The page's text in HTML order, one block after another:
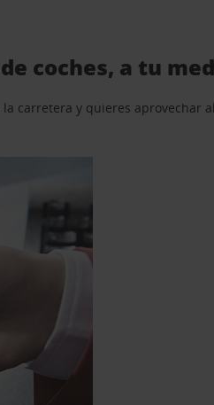
coches, a tu
carretera y quieres aprovechar